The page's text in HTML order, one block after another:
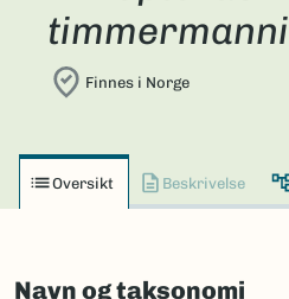
timmermanni
Finnes i Norge
Oversikt Beskrivelse
Navn og taksonomi